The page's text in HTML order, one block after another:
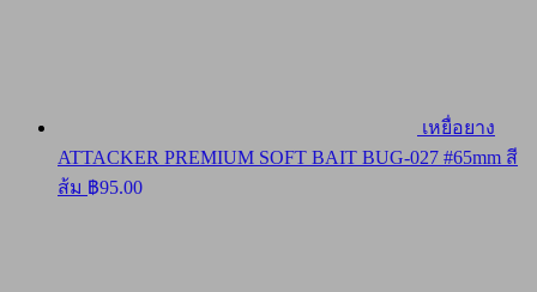
เหยื่อยาง
ATTACKER PREMIUM SOFT BAIT BUG-027 #65mm สี
ส้ม ฿95.00